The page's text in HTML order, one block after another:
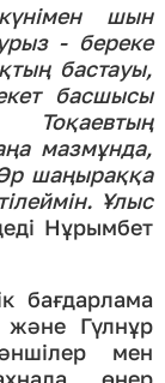
шын
- береке
бастауы,
басшысы
мазмұнда,
шаңыраққа
Ұлыс
Нұрымбет
бағдарлама
Гүлнұр
мен
өнер